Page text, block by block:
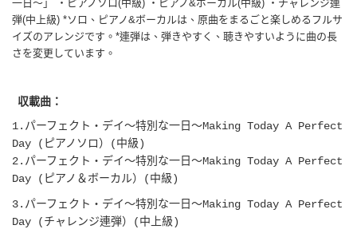
一日～」 ・ピアノソロ(中級) ・ピアノ&ボーカル(中級) ・チャレンジ連
弾(中上級) *ソロ、ピアノ&ボーカルは、原曲をまるごと楽しめるフルサ
イズのアレンジです。*連弾は、弾きやすく、聴きやすいように曲の長
さを変更しています。
収載曲：
1.パーフェクト・デイ～特別な一日～Making Today A Perfect
Day (ピアノソロ）(中級)
2.パーフェクト・デイ～特別な一日～Making Today A Perfect
Day (ピアノ＆ボーカル）(中級)
3.パーフェクト・デイ～特別な一日～Making Today A Perfect
Day (チャレンジ連弾）(中上級)